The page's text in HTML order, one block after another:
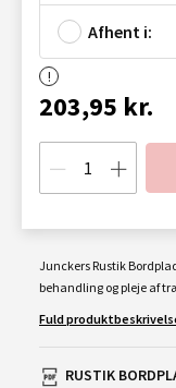
Afhent i:
203,95 kr.
Junckers Rustik
behandling og pleje af
Fuld
RUSTIK